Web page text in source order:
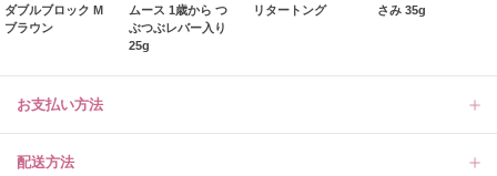
ダブルブロック M
ブラウン
ムース 1歳から つ
ぶつぶレバー入り
25g
リタートング
さみ 35g
お支払い方法
配送方法